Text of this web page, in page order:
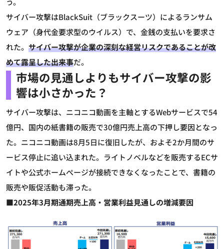
サイバー攻撃はBlackSuit（ブラックスーツ）によるランサム
ウェア（身代金要求型のウイルス）で、金銭の支払いを要求さ
れた。 サイバー攻撃が企業の深刻な経営リスクであることが改
めて露呈した出来事だ。
市場の見通しよりもサイバー攻撃の影
響は小さかった？
サイバー攻撃は、ニコニコ動画を主軸とするWebサービスで54
億円、国内の紙書籍の販売で30億円売上高の下押し要因となっ
た。ニコニコ動画は8月5日に復旧したが、およそ2か月間のサ
ービス停止に追い込まれた。ライトノベルなどを販売するECサ
イトや公式ホームぺージが接続できなくなったことで、書籍の
販売や販促活動も滞った。
■2025年3月期通期売上高・営業利益見通しの増減要因